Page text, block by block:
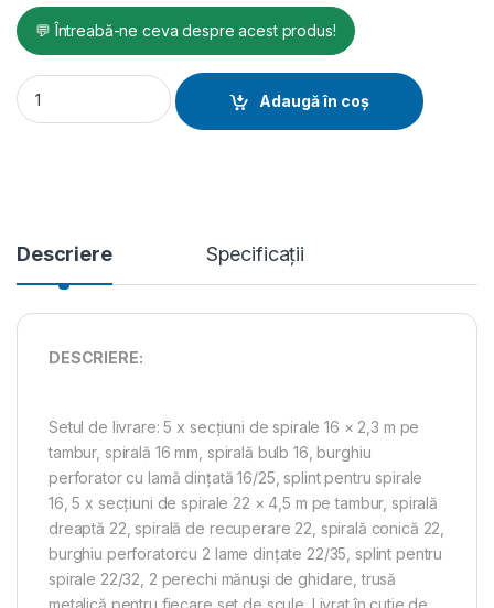
💬 Întreabă-ne ceva despre acest produs!
Masina de curatat tevi Rems Cobra 22 Set 16 + 22 quantity
Adaugă în coș
Descriere Specificații
DESCRIERE:
Setul de livrare: 5 x secţiuni de spirale 16 × 2,3 m pe
tambur, spirală 16 mm, spirală bulb 16, burghiu
perforator cu lamă dinţată 16/25, splint pentru spirale
16, 5 x secţiuni de spirale 22 × 4,5 m pe tambur, spirală
dreaptă 22, spirală de recuperare 22, spirală conică 22,
burghiu perforatorcu 2 lame dinţate 22/35, splint pentru
spirale 22/32, 2 perechi mănuşi de ghidare, trusă